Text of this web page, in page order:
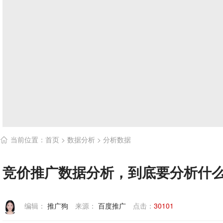
 当前位置： 首页 > 数据分析 > 分析数据
竞价推广数据分析，到底要分析什
编辑： 推广狗 来源： 百度推广 点击： 30101